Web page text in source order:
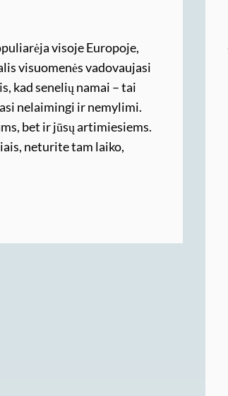
visoje Europoje,
visuomenės vadovaujasi
kad senelių namai – tai
nelaimingi ir nemylimi.
bet ir jūsų artimiesiems.
neturite tam laiko,